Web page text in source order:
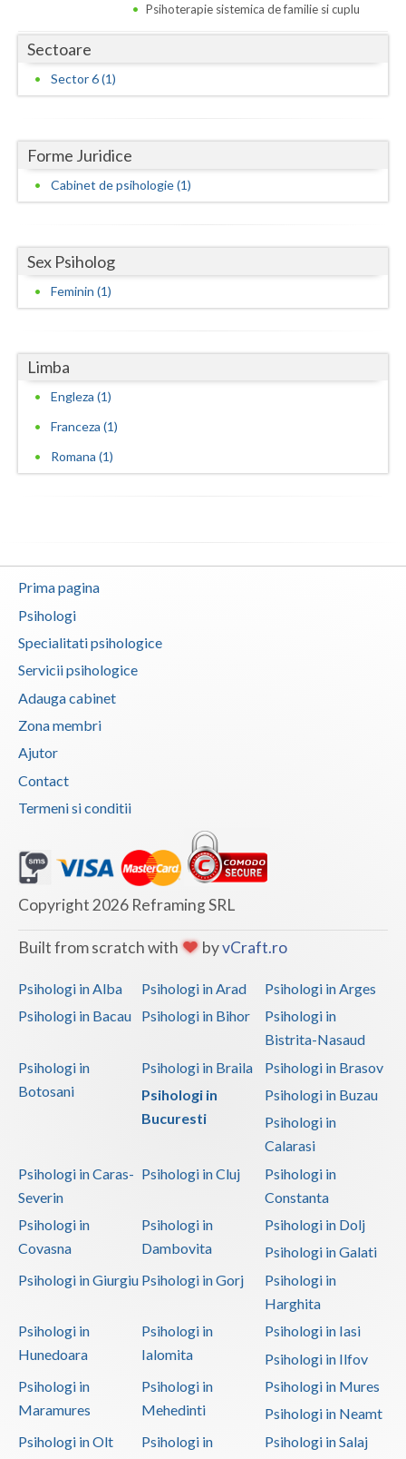
Ialomita
Maramures
Mehedinti
Neamt
Olt
Sibiu
Timis
Tulcea
Valcea
Vaslui
Vrancea
Psihoterapie sistemica de familie si cuplu
Sectoare
Sector 6 (1)
Forme Juridice
Cabinet de psihologie (1)
Sex Psiholog
Feminin (1)
Limba
Engleza (1)
Franceza (1)
Romana (1)
Prima pagina
Psihologi
Specialitati psihologice
Servicii psihologice
Adauga cabinet
Zona membri
Ajutor
Contact
Termeni si conditii
Copyright 2026 Reframing SRL
Built from scratch with byvCraft.ro
Psihologi in Alba Psihologi in Arad
Psihologi in Arges
Psihologi in Bacau
Psihologi in Bihor
Psihologi in
Bistrita-Nasaud
Psihologi in
Botosani
Psihologi in Braila
Psihologi in Brasov
Psihologi in
Bucuresti
Psihologi in Buzau
Psihologi in
Calarasi
Psihologi in Caras-
Severin
Psihologi in Cluj
Psihologi in
Constanta
Psihologi in
Covasna
Psihologi in
Dambovita
Psihologi in Dolj
Psihologi in Galati
Psihologi in Giurgiu Psihologi in Gorj
Psihologi in
Harghita
Psihologi in
Hunedoara
Psihologi in
Ialomita
Psihologi in Iasi
Psihologi in Ilfov
Psihologi in
Maramures
Psihologi in
Mehedinti
Psihologi in Mures
Psihologi in Neamt
Psihologi in Olt
Psihologi in
Psihologi in Salaj